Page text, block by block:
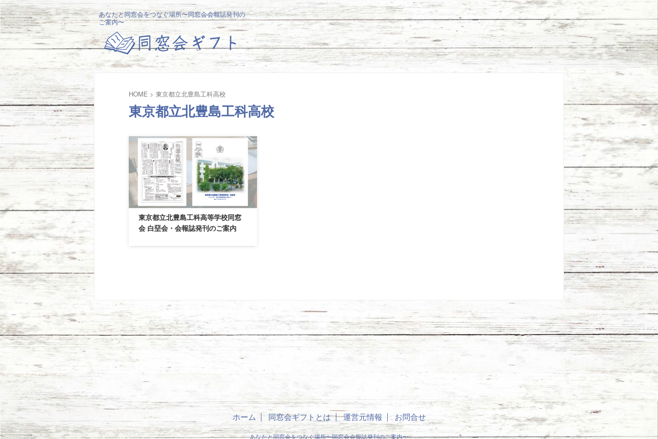
あなたと同窓会をつなぐ場所〜同窓会会報誌発刊の
ご案内〜
HOME > 東京都立北豊島工科高校
東京都立北豊島工科高校
東京都立北豊島工科高等学校同窓
会 白堊会・会報誌発刊のご案内
ホーム 同窓会ギフトとは 運営元情報 お問合せ
あなたと同窓会をつなぐ場所〜同窓会会報誌発刊のご案内〜